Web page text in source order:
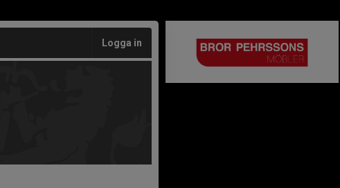
Logga in